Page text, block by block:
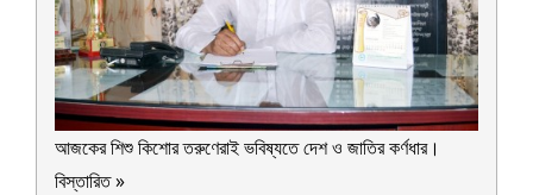
আজকের শিশু কিশোর তরুণেরাই ভবিষ্যতে দেশ ও জাতির কর্ণধার।
বিস্তারিত »